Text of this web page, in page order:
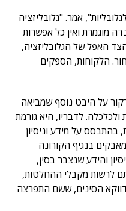
אמר. "גלובליזציה
מוגמרת ואין כל אפשרות
האפל של הגלובליזציה,
הלקוחות, הספקים
על היבט נוסף שמביאה
לדבריו, היא גורמת
בהתבסס על מידע וניסיון
בנגיף הקורונה
והידע שנצבר בסין,
לרשות מקבלי ההחלטות,
הסינים, ששם התפרצה